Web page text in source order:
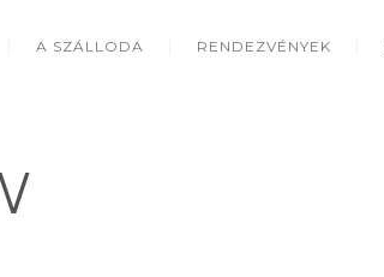
A SZÁLLODA RENDEZVÉNYEK